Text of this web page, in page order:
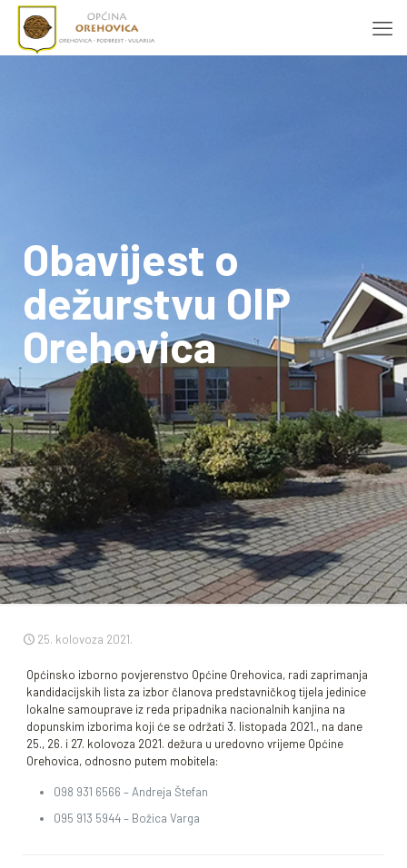
Obavijest o
dežurstvu OIP
Orehovica
25. kolovoza 2021.
Općinsko izborno povjerenstvo Općine Orehovica, radi zaprimanja
kandidacijskih lista za izbor članova predstavničkog tijela jedinice
lokalne samouprave iz reda pripadnika nacionalnih kanjina na
dopunskim izborima koji će se održati 3. listopada 2021., na dane
25., 26. i 27. kolovoza 2021. dežura u uredovno vrijeme Općine
Orehovica, odnosno putem mobitela:
098 931 6566 – Andreja Štefan
095 913 5944 – Božica Varga